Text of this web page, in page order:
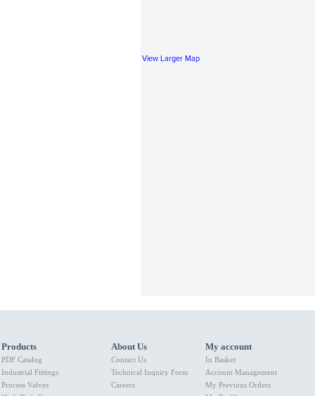
View Larger Map
Products
PDF Catalog
Industrial Fittings
Process Valves
About Us
Contact Us
Technical Inquiry Form
Careers
My account
In Basket
Account Management
My Previous Orders